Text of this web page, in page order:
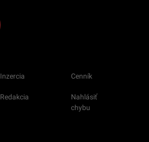
Inzercia Cenník
Redakcia
Nahlásiť
chybu